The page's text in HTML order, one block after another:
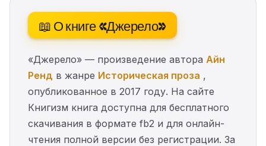
📖 О книге «Джерело»
«Джерело» — произведение автора Айн
Ренд в жанре Историческая проза ,
опубликованное в 2017 году. На сайте
Книгизм книга доступна для бесплатного
скачивания в формате fb2 и для онлайн-
чтения полной версии без регистрации. За